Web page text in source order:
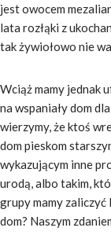
jest owocem
lata rozłąki z
tak żywiołowo nie
Wciąż mamy jednak
na wspaniały dom
wierzymy, że ktoś
dom pieskom
wykazującym inne
urodą, albo takim,
grupy mamy zaliczyć
dom? Naszym